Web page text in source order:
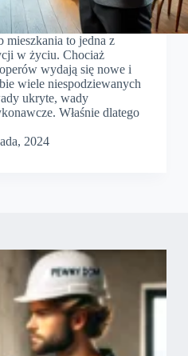
mieszkania to jedna z
w życiu. Chociaż
wydają się nowe i
wiele niespodziewanych
ukryte, wady
Właśnie dlatego
2024